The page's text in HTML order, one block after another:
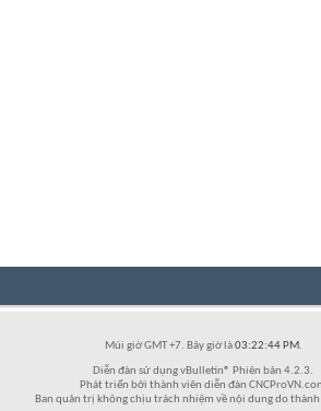
Múi giờ GMT +7. Bây giờ là03:22:44 PM.
Diễn đàn sử dụng vBulletin® Phiên bản 4.2.3.
Phát triển bởi thành viên diễn đàn
Ban quản trị không chịu trách nhiệm về nội dung do thành